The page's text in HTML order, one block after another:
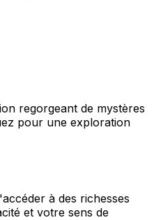
regorgeant de mystères
pour une exploration
à des richesses
et votre sens de